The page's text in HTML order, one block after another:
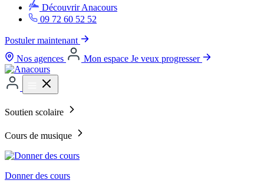
Découvrir Anacours
09 72 60 52 52
Postuler maintenant
Nos agences
Mon espace Je veux progresser
Soutien scolaire
Cours de musique
Donner des cours